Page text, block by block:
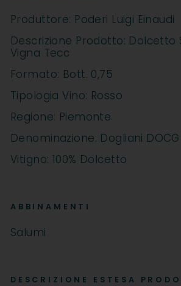
Produttore: Poderi Luigi Einaudi
Descrizione Prodotto: Dolcetto
Vigna Tecc
Formato: Bott. 0,75
Tipologia Vino: Rosso
Regione: Piemonte
Denominazione: Dogliani DOCG
Vitigno: 100% Dolcetto
ABBINAMENTI
Salumi
DESCRIZIONE ESTESA